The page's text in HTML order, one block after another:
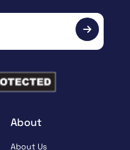
About
About Us